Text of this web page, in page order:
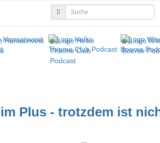
Plus - trotzdem ist